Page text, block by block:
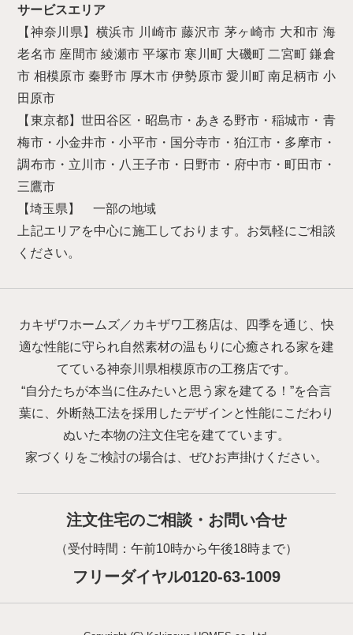
サービスエリア
【神奈川県】横浜市 川崎市 藤沢市 茅ヶ崎市 大和市 海
老名市 座間市 綾瀬市 平塚市 寒川町 大磯町 二宮町 鎌倉
市 相模原市 秦野市 厚木市 伊勢原市 愛川町 南足柄市 小
田原市
【東京都】世田谷区・昭島市・あきる野市・稲城市・青
梅市・小金井市・小平市・国分寺市・狛江市・多摩市・
調布市・立川市・八王子市・日野市・府中市・町田市・
三鷹市
【埼玉県】 一部の地域
上記エリアを中心に施工しております。お気軽にご相談
ください。
カキザワホームズ／カキザワ工務店は、四季を通じ、快
適な性能に守られ自然素材の温もりに心癒される家を建
てている神奈川県相模原市の工務店です。
“自分たちが本当に住みたいと思う家を建てる！”を合言
葉に、外断熱工法を採用したデザインと性能にこだわり
ぬいた本物の注文住宅を建てています。
家づくりをご検討の場合は、ぜひお声掛けください。
注文住宅のご相談・お問い合せ
（受付時間：午前10時から午後18時まで）
フリーダイヤル0120-63-1009